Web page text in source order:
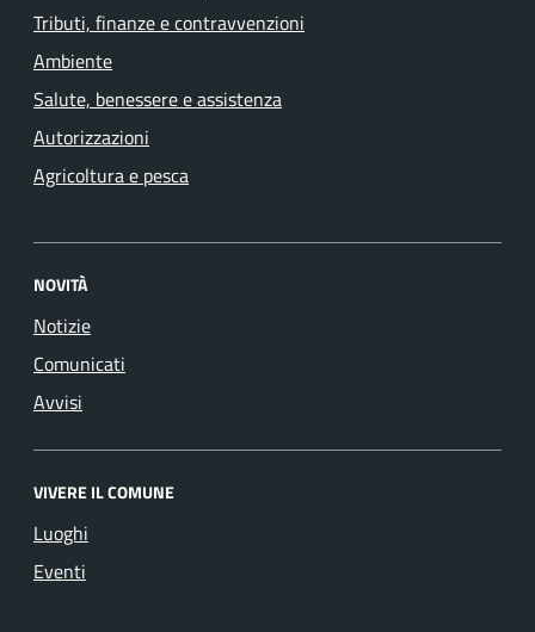
Tributi, finanze e contravvenzioni
Ambiente
Salute, benessere e assistenza
Autorizzazioni
Agricoltura e pesca
NOVITÀ
Notizie
Comunicati
Avvisi
VIVERE IL COMUNE
Luoghi
Eventi